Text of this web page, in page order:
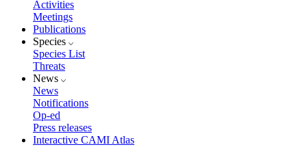
Activities
Meetings
Publications
Species
Species List
Threats
News
News
Notifications
Op-ed
Press releases
Interactive CAMI Atlas